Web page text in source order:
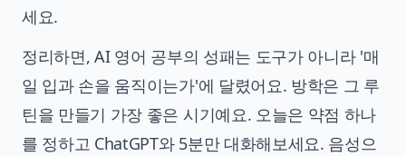
세요.
정리하면, AI 영어 공부의 성패는 도구가 아니라 '매
일 입과 손을 움직이는가'에 달렸어요. 방학은 그 루
틴을 만들기 가장 좋은 시기예요. 오늘은 약점 하나
를 정하고 ChatGPT와 5분만 대화해보세요. 음성으